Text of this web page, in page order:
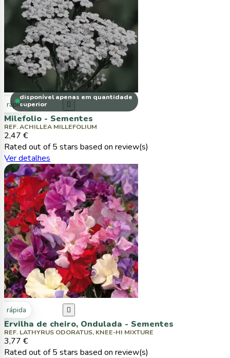
disponível apenas em quantidade
superior
rápida 
Milefolio - Sementes
REF. ACHILLEA MILLEFOLIUM
2,47 €
Rated out of 5 stars based on review(s)
Ver detalhes
rápida 
Ervilha de cheiro, Ondulada - Sementes
REF. LATHYRUS ODORATUS, KNEE-HI MIXTURE
3,77 €
Rated out of 5 stars based on review(s)